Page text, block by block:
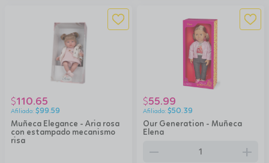
Muñeca Elegance - Aria rosa
con estampado mecanismo
risa
$110.65
$99.59
Our Generation - Muñeca
Elena
$55.99
$50.39
remove add